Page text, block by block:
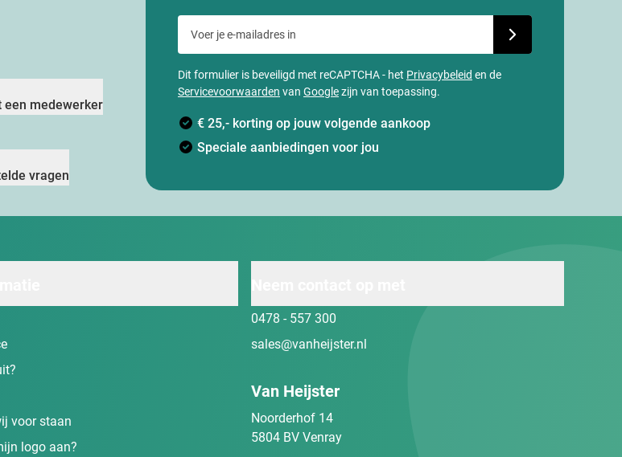
een medewerker
vragen
Dit formulier is beveiligd met reCAPTCHA - het Privacybeleid en de
Servicevoorwaarden van Googlezijn van toepassing.
€ 25,- korting op jouw volgende aankoop
Speciale aanbiedingen voor jou
voor staan
logo aan?
0478 - 557 300
sales@vanheijster.nl
Van Heijster
Noorderhof 14
5804 BV Venray